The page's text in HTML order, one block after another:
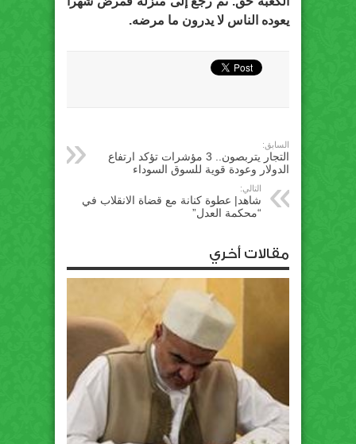
يعوده الناس لا يدرون ما مرضه.
السابق:
التجار يتربصون.. 3 مؤشرات تؤكد ارتفاع
الدولار وعودة قوية للسوق السوداء
التالي:
شاهد| عطوة كنانة مع قضاة الانقلاب في
“محكمة العدل”
مقالات أخري